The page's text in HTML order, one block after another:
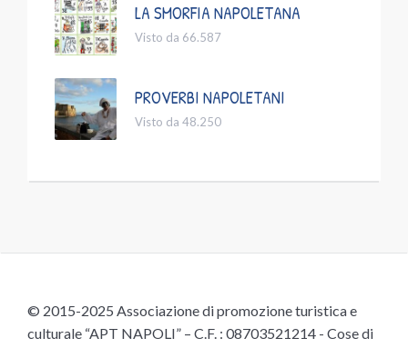
LA SMORFIA NAPOLETANA
Visto da 66.587
PROVERBI NAPOLETANI
Visto da 48.250
© 2015-2025 Associazione di promozione turistica e
culturale “APT NAPOLI” – C.F. : 08703521214 - Cose di